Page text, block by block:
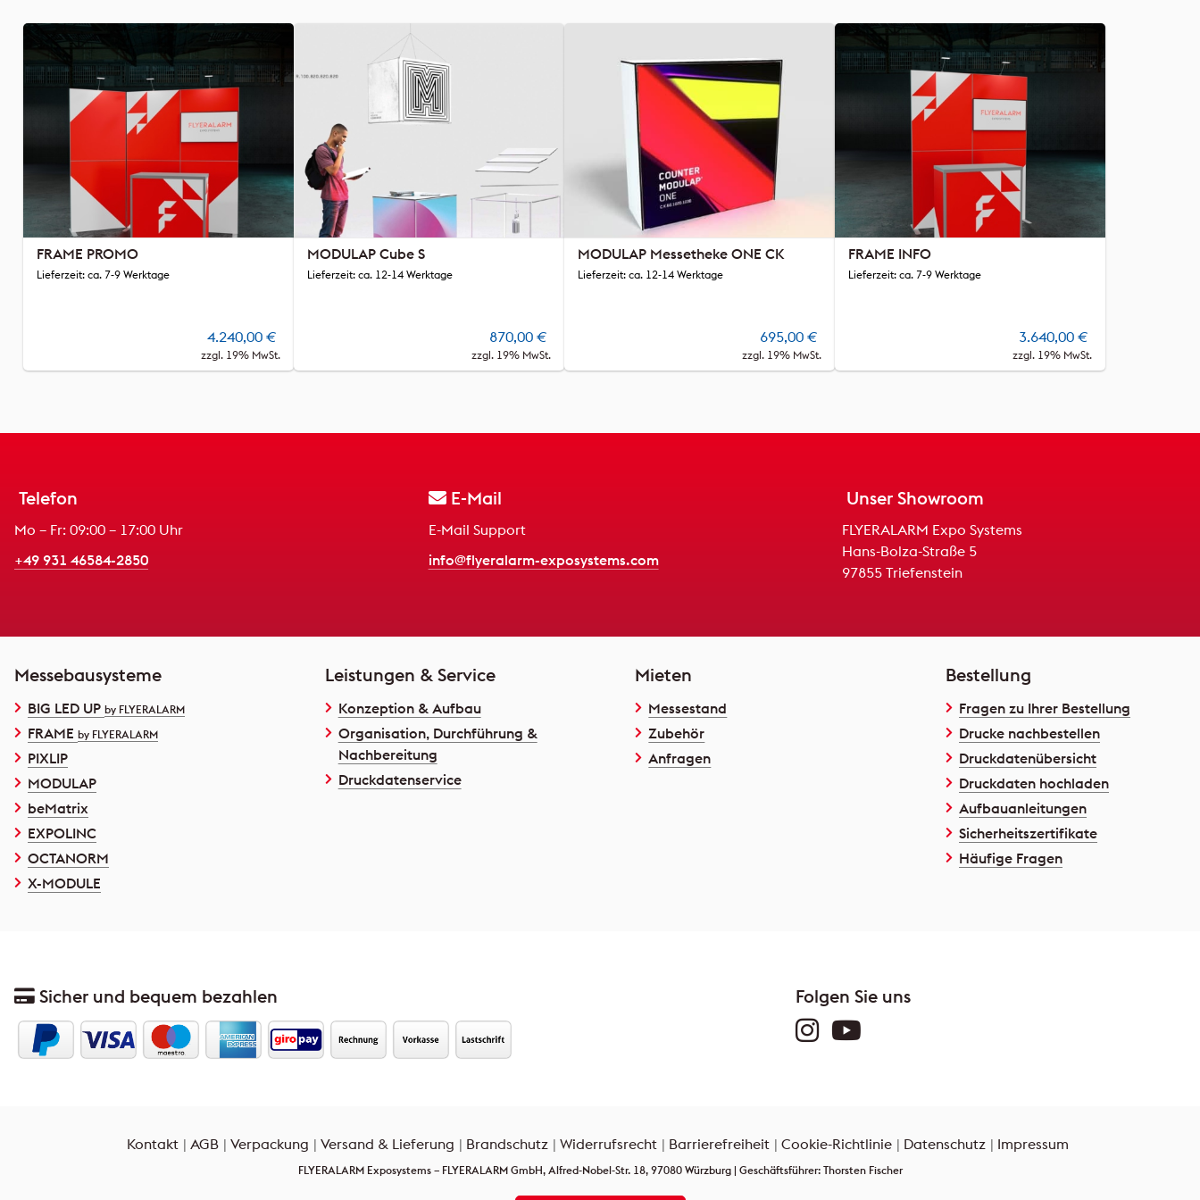
FRAME PROMO
Lieferzeit: ca. 7-9 Werktage
4.240,00 €
zzgl. 19% MwSt.
MODULAP Cube S
Lieferzeit: ca. 12-14 Werktage
870,00 €
zzgl. 19% MwSt.
MODULAP Messetheke ONE CK
Lieferzeit: ca. 12-14 Werktage
695,00 €
zzgl. 19% MwSt.
FRAME INFO
3.640,00 €
zzgl. 19% MwSt.
Lieferzeit: ca. 7-9 Werktage
Telefon
Mo – Fr: 09:00 – 17:00 Uhr
+49 931 46584-2850
E-Mail
E-Mail Support
info@flyeralarm-exposystems.com
Unser Showroom
FLYERALARM Expo Systems
Hans-Bolza-Straße 5
97855 Triefenstein
Messebausysteme
BIG LED UP by FLYERALARM
FRAME by FLYERALARM
PIXLIP
MODULAP
beMatrix
EXPOLINC
OCTANORM
X-MODULE
Leistungen & Service
Konzeption & Aufbau
Organisation, Durchführung &
Nachbereitung
Druckdatenservice
Mieten
Messestand
Zubehör
Anfragen
Bestellung
Fragen zu Ihrer Bestellung
Drucke nachbestellen
Druckdatenübersicht
Druckdaten hochladen
Aufbauanleitungen
Sicherheitszertifikate
Häufige Fragen
Sicher und bequem bezahlen Folgen Sie uns
Kontakt AGB Verpackung Versand & Lieferung Brandschutz Widerrufsrecht Barrierefreiheit Cookie-Richtlinie Datenschutz Impressum
FLYERALARM Exposystems – FLYERALARM GmbH, Alfred-Nobel-Str. 18, 97080 Würzburg | Geschäftsführer: Thorsten Fischer